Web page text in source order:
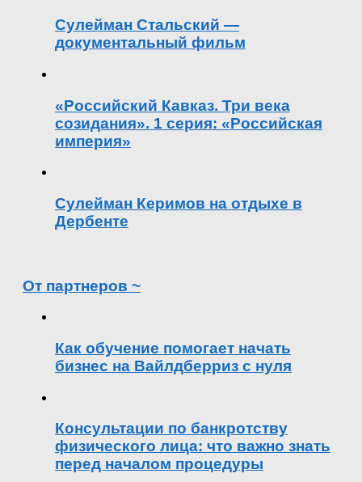
Сулейман Стальский —
документальный фильм
«Российский Кавказ. Три века
созидания». 1 серия: «Российская
империя»
Сулейман Керимов на отдыхе в
Дербенте
От партнеров ~
Как обучение помогает начать
бизнес на Вайлдберриз с нуля
Консультации по банкротству
физического лица: что важно знать
перед началом процедуры